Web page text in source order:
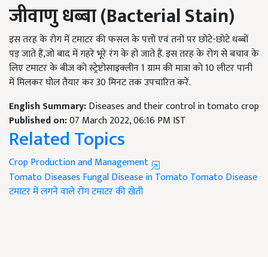
जीवाणु धब्बा (Bacterial Stain)
इस तरह के रोग में टमाटर की फसल के पत्तों एवं तनों पर छोटे-छोटे धब्बों
पड़ जाते हैं,जो बाद में गहरे भूरे रंग के हो जाते हैं. इस तरह के रोग से बचाव के
लिए टमाटर के बीज को स्ट्रेप्टोसाइक्लीन 1 ग्राम की मात्रा को 10 लीटर पानी
में मिलकर घोल तैयार कर 30 मिनट तक उपचारित करें.
English Summary:Diseases and their control in tomato crop
Published on:07 March 2022, 06:16 PM IST
Related Topics
Crop Production and Management
Tomato Diseases Fungal Disease in TomatoTomato Disease
टमाटर में लगने वाले रोगटमाटर की खेती